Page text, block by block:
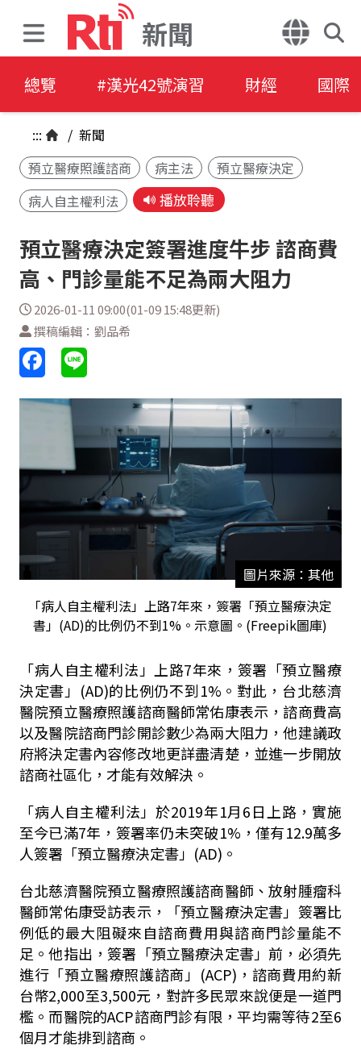
新聞
總覽 #漢光42號演習 財經 國際
::: / 新聞
預立醫療照護諮商
病主法
預立醫療決定
病人自主權利法
播放聆聽
預立醫療決定簽署進度牛步 諮商費
高、門診量能不足為兩大阻力
2026-01-11 09:00(01-09 15:48更新)
撰稿編輯：劉品希
圖片來源：其他
「病人自主權利法」上路7年來，簽署「預立醫療決定
書」(AD)的比例仍不到1%。示意圖。(Freepik圖庫)
「病人自主權利法」上路7年來，簽署「預立醫療
決定書」 (AD)的比例仍不到1% 。對此，台北慈濟
醫院預立醫療照護諮商醫師常佑康表示，諮商費高
以及醫院諮商門診開診數少為兩大阻力，他建議政
府將決定書內容修改地更詳盡清楚，並進一步開放
諮商社區化，才能有效解決。
「病人自主權利法」於2019年1月6日上路，實施
至今已滿7年，簽署率仍未突破1% ，僅有12.9萬多
人簽署「預立醫療決定書」 (AD) 。
台北慈濟醫院預立醫療照護諮商醫師、放射腫瘤科
醫師常佑康受訪表示，「預立醫療決定書」簽署比
例低的最大阻礙來自諮商費用與諮商門診量能不
足。他指出，簽署「預立醫療決定書」前，必須先
進行「預立醫療照護諮商」 (ACP) ，諮商費用約新
台幣2,000至3,500元，對許多民眾來說便是一道門
檻。而醫院的ACP諮商門診有限，平均需等待2至6
個月才能排到諮商。